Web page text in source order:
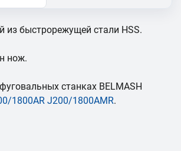
из быстрорежущей стали HSS.
нож.
станках BELMASH
1800AR J200/1800AMR.